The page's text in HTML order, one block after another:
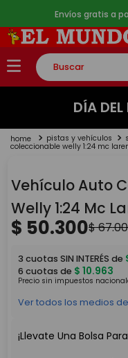
Envíos gratis a
Buscar
TÉRMINOS MÁS
2.
lego
4
monopatin
5 . toy story
DÍA
pistas y vehículos
coleccionable welly 1:24 mc
Vehículo Auto
Welly 1:24 Mc
$ 50.300$67.
3 cuotas SIN INTERÉS de
6 cuotas de $ 10.963
Precio sin impuestos
Ver todos los medios
¡Llevate Una Bolsa